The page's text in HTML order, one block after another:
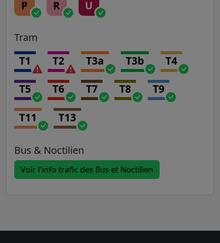
P R U
Tram
T1 T2 T3a T3b T4
T5 T6 T7 T8 T9
T11 T13
Bus & Noctilien
Voir l'info trafic des Bus et Noctilien